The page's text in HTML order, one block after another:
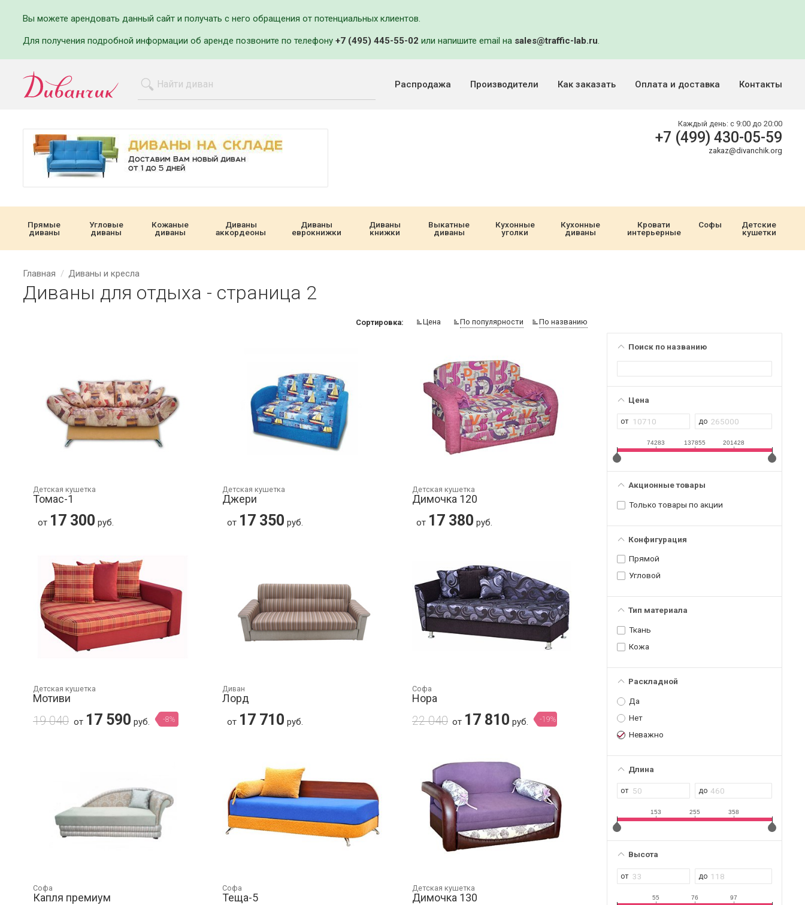
Вы можете арендовать данный сайт и получать с него обращения от потенциальных клиентов.
Для получения подробной информации об аренде позвоните по телефону +7 (495) 445-55-02 или напишите email на sales@traffic-lab.ru.
Распродажа Производители Как заказать Оплата и доставка Контакты
Каждый день: с 9:00 до 20:00
+7 (499) 430-05-59
zakaz@divanchik.org
Прямые
диваны
Угловые
диваны
Кожаные
диваны
Диваны
аккордеоны
Диваны
еврокнижки
Диваны
книжки
Выкатные
диваны
Кухонные
уголки
Кухонные
диваны
Кровати
интерьерные
Софы
Детские
кушетки
Главная Диваны и кресла
Диваны для отдыха - страница 2
Поиск по названию
Цена
74283 137855 201428
Акционные товары
Только товары по акции
Конфигурация
Прямой
Угловой
Тип материала
Ткань
Кожа
Раскладной
Да
Нет
Неважно
Длина
153 255 358
Высота
55 76 97
Сортировка: Цена По популярности По названию
Детская кушетка
Томас-1
от 17 300 руб.
Детская кушетка
Джери
от 17 350 руб.
Детская кушетка
Димочка 120
от 17 380 руб.
Детская кушетка
Мотиви
19 040 от 17 590 руб. -8%
Диван
Лорд
от 17 710 руб.
Софа
Нора
22 040 от 17 810 руб. -19%
Софа
Капля премиум
Софа
Теща-5
Детская кушетка
Димочка 130